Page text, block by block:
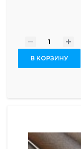
- +
В КОРЗИНУ